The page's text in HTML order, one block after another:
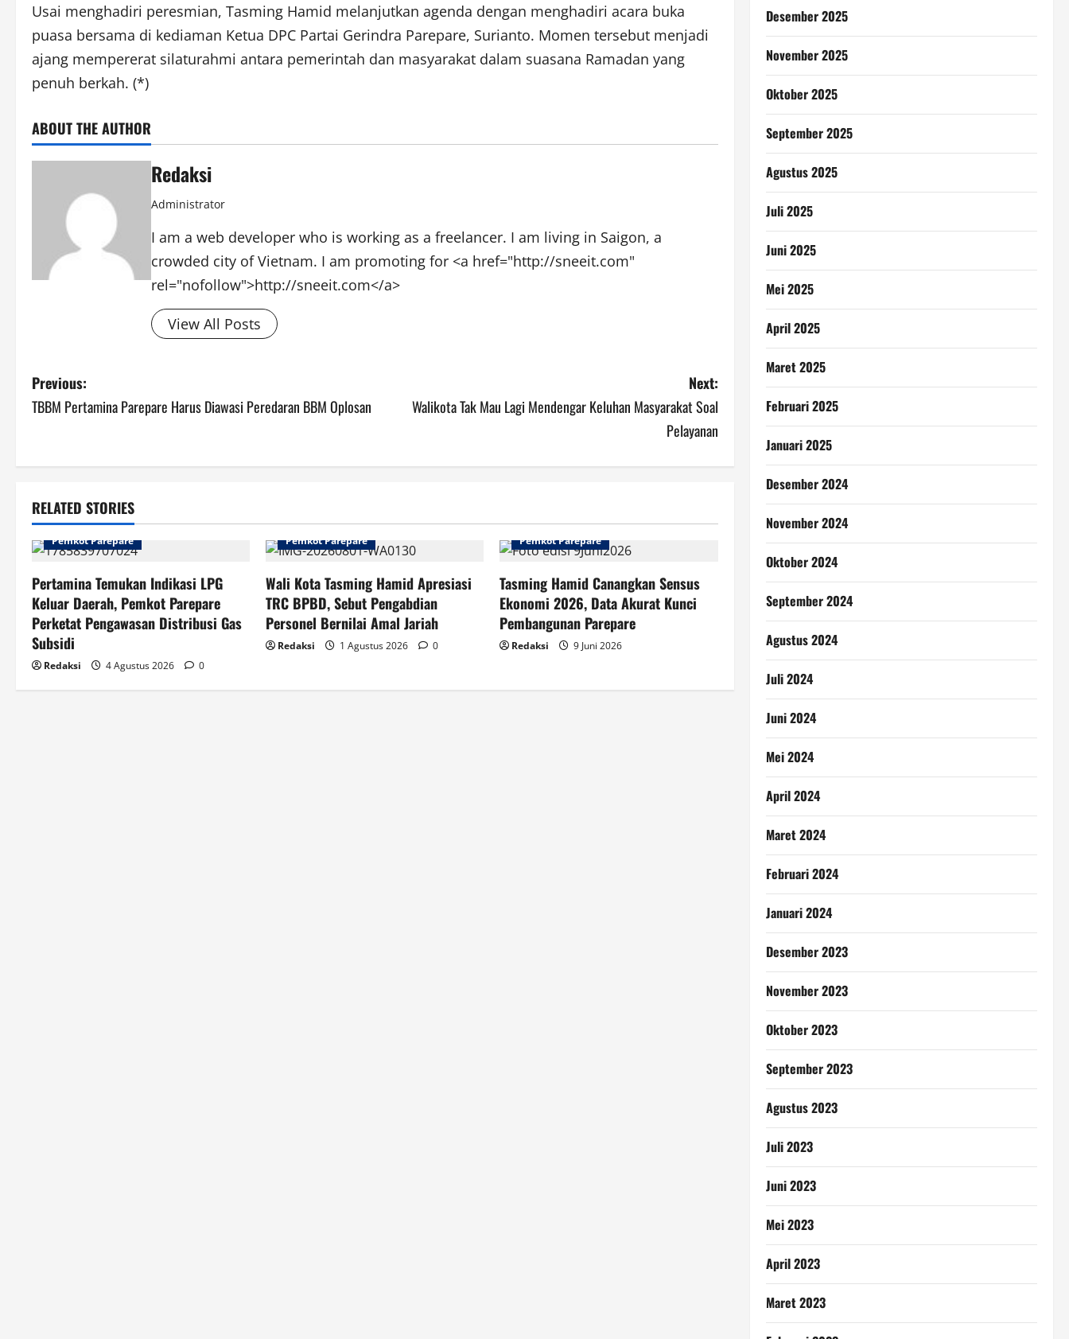
Usai menghadiri peresmian, Tasming Hamid melanjutkan agenda dengan menghadiri acara buka
puasa bersama di kediaman Ketua DPC Partai Gerindra Parepare, Surianto. Momen tersebut menjadi
ajang mempererat silaturahmi antara pemerintah dan masyarakat dalam suasana Ramadan yang
penuh berkah. (*)
ABOUT THE AUTHOR
Redaksi
Administrator
I am a web developer who is working as a freelancer. I am living in Saigon, a
crowded city of Vietnam. I am promoting for <a href="http://sneeit.com"
rel="nofollow">http://sneeit.com</a>
View All Posts
Post
navigation
Previous:
TBBM Pertamina Parepare Harus Diawasi Peredaran BBM Oplosan
Next:
Walikota Tak Mau Lagi Mendengar Keluhan Masyarakat Soal
Pelayanan
RELATED STORIES
Pemkot Parepare
Pertamina Temukan Indikasi LPG
Keluar Daerah, Pemkot Parepare
Perketat Pengawasan Distribusi Gas
Subsidi
Redaksi 4 Agustus 2026 0
Pemkot Parepare
Wali Kota Tasming Hamid Apresiasi
TRC BPBD, Sebut Pengabdian
Personel Bernilai Amal Jariah
Redaksi 1 Agustus 2026 0
Pemkot Parepare
Tasming Hamid Canangkan Sensus
Ekonomi 2026, Data Akurat Kunci
Pembangunan Parepare
Redaksi 9 Juni 2026
Desember 2025
November 2025
Oktober 2025
September 2025
Agustus 2025
Juli 2025
Juni 2025
Mei 2025
April 2025
Maret 2025
Februari 2025
Januari 2025
Desember 2024
November 2024
Oktober 2024
September 2024
Agustus 2024
Juli 2024
Juni 2024
Mei 2024
April 2024
Maret 2024
Februari 2024
Januari 2024
Desember 2023
November 2023
Oktober 2023
September 2023
Agustus 2023
Juli 2023
Juni 2023
Mei 2023
April 2023
Maret 2023